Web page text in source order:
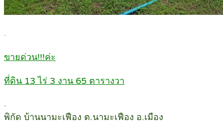
.
ขายด่วน!!!ค่ะ
ที่ดิน 13 ไร่ 3 งาน 65 ตารางวา
.
พิกัด บ้านนามะเฟือง ต.นามะเฟือง อ.เมือง